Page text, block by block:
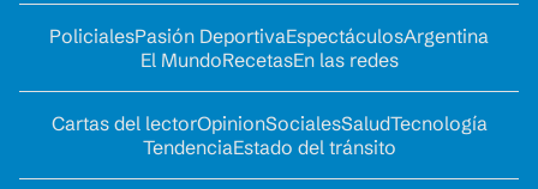
PolicialesPasión DeportivaEspectáculosArgentina
El MundoRecetasEn las redes
Cartas del lectorOpinionSocialesSaludTecnología
TendenciaEstado del tránsito